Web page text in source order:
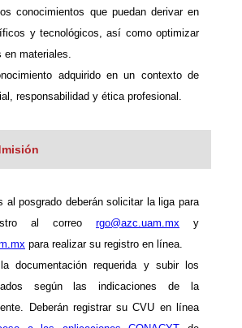
conocimientos que puedan derivar en
y tecnológicos, así como optimizar
materiales.
adquirido en un contexto de
responsabilidad y ética profesional.
al posgrado deberán solicitar la liga para
al correo rgo@azc.uam.mx y
para realizar su registro en línea.
documentación requerida y subir los
según las indicaciones de la
Deberán registrar su CVU en línea